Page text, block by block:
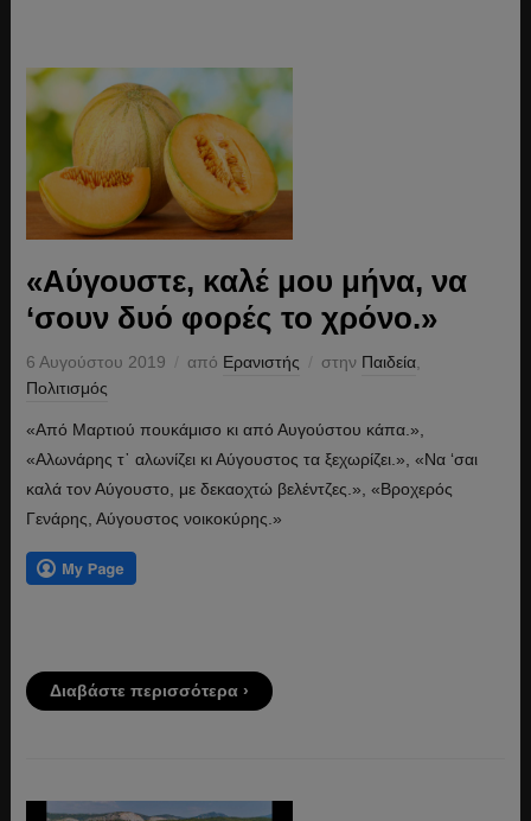
«Αύγουστε, καλέ μου μήνα, να
‘σουν δυό φορές το χρόνο.»
6 Αυγούστου 2019 από Ερανιστής στην Παιδεία,
Πολιτισμός
«Από Μαρτιού πουκάμισο κι από Αυγούστου κάπα.»,
«Αλωνάρης τ᾿ αλωνίζει κι Αύγουστος τα ξεχωρίζει.», «Να ‘σαι
καλά τον Αύγουστο, με δεκαοχτώ βελέντζες.», «Βροχερός
Γενάρης, Αύγουστος νοικοκύρης.»
Διαβάστε περισσότερα ›